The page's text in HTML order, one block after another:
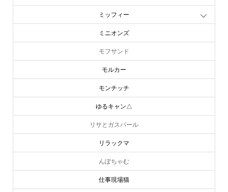
ミッフィー
ミニオンズ
モフサンド
モルカー
モンチッチ
ゆるキャン△
リサとガスパール
リラックマ
んぽちゃむ
仕事現場猫